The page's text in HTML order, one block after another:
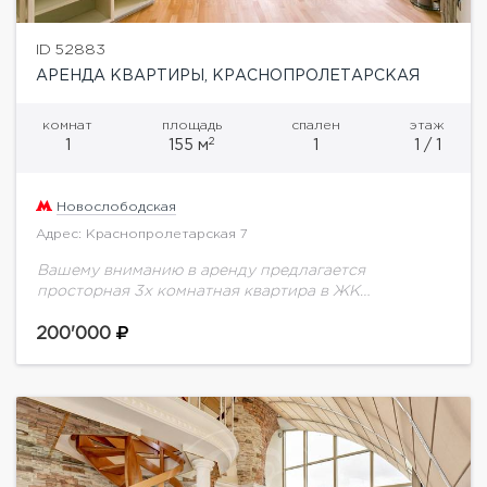
ID 52883
АРЕНДА КВАРТИРЫ, КРАСНОПРОЛЕТАРСКАЯ
комнат
1
площадь
155 м2
спален
1
этаж
1 / 1
Новослободская
Адрес: Краснопролетарская 7
Вашему вниманию в аренду предлагается
просторная 3х комнатная квартира в ЖК
ремонт с использованием дорогостоящих
200'000